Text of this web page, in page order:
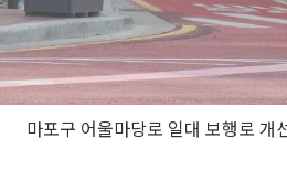
마포구 어울마당로 일대 보행로 개